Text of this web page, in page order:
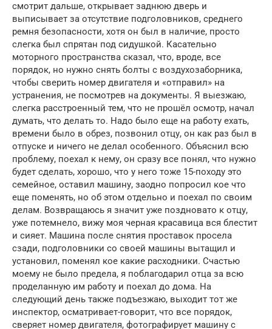
смотрит дальше, открывает заднюю дверь и
выписывает за отсутствие подголовников, среднего
ремня безопасности, хотя он был в наличие, просто
слегка был спрятан под сидушкой. Касательно
моторного пространства сказал, что, вроде, все
порядок, но нужно снять болты с воздухозаборника,
чтобы сверить номер двигателя и «отправил» на
устранения, не посмотрев на документы. Я выезжаю,
слегка расстроенный тем, что не прошёл осмотр, начал
думать, что делать то. Надо было еще на работу ехать,
времени было в обрез, позвонил отцу, он как раз был в
отпуске и ничего не делал особенного. Объяснил всю
проблему, поехал к нему, он сразу все понял, что нужно
будет сделать, хорошо, что у него тоже 15-походу это
семейное, оставил машину, заодно попросил кое что
еще поменять, но об этом отдельно и поехал по своим
делам. Возвращаюсь я значит уже поздновато к отцу,
уже потемнело, вижу моя черная красавица вся блестит
и сияет. Машина после снятия проставок просела
сзади, подголовники со своей машины вытащил и
установил, поменял кое какие расходники. Счастью
моему не было предела, я поблагодарил отца за всю
проделанную им работу и поехал до дома. На
следующий день также подъезжаю, выходит тот же
инспектор, осматривает-говорит, что все порядок,
сверяет номер двигателя, фотографирует машину с